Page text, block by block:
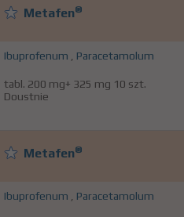
Metafen®
Ibuprofenum , Paracetamolum
tabl. 200 mg+ 325 mg 10 szt.
Doustnie
Metafen®
Ibuprofenum , Paracetamolum